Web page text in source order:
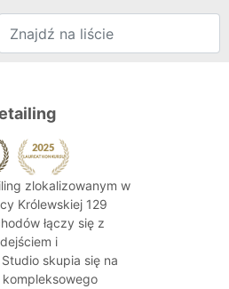
zlokalizowanym w
Królewskiej 129
łączy się z
i
skupia się na
kompleksowego